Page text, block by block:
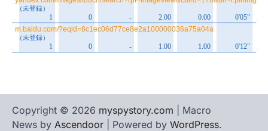
Copyright © 2026 myspystory.com | Macro
News by Ascendoor | Powered by WordPress.